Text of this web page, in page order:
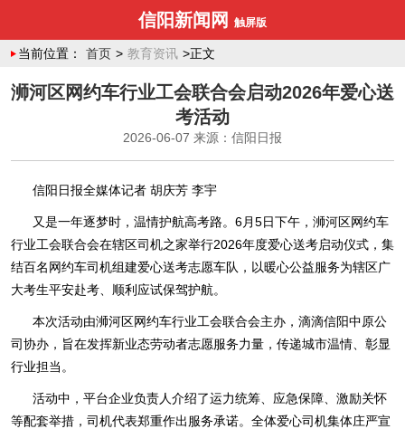
信阳新闻网 触屏版
当前位置： 首页 > 教育资讯 >正文
浉河区网约车行业工会联合会启动2026年爱心送
考活动
2026-06-07 来源：信阳日报
信阳日报全媒体记者 胡庆芳 李宇
又是一年逐梦时，温情护航高考路。6月5日下午，浉河区网约车
行业工会联合会在辖区司机之家举行2026年度爱心送考启动仪式，集
结百名网约车司机组建爱心送考志愿车队，以暖心公益服务为辖区广
大考生平安赴考、顺利应试保驾护航。
本次活动由浉河区网约车行业工会联合会主办，滴滴信阳中原公
司协办，旨在发挥新业态劳动者志愿服务力量，传递城市温情、彰显
行业担当。
活动中，平台企业负责人介绍了运力统筹、应急保障、激励关怀
等配套举措，司机代表郑重作出服务承诺。全体爱心司机集体庄严宣